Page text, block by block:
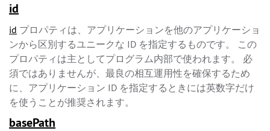
id
id プロパティは、アプリケーションを他のアプリケーショ
ンから区別するユニークな ID を指定するものです。 この
プロパティは主としてプログラム内部で使われます。 必
須ではありませんが、最良の相互運用性を確保するため
に、アプリケーション ID を指定するときには英数字だけ
を使うことが推奨されます。
basePath